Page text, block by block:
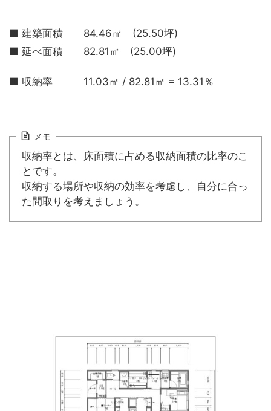
■ 建築面積 84.46㎡ (25.50坪)
■ 延べ面積 82.81㎡ (25.00坪)
■ 収納率 11.03㎡ / 82.81㎡ = 13.31％
メモ
収納率とは、床面積に占める収納面積の比率のこ
とです。
収納する場所や収納の効率を考慮し、自分に合っ
た間取りを考えましょう。